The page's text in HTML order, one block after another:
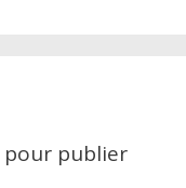
pour publier